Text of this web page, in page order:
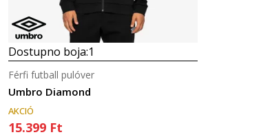
Dostupno boja:1
Umbro Diamond
Férfi futball pulóver
AKCIÓ
15.399 Ft